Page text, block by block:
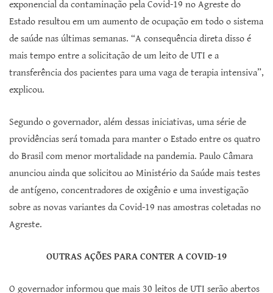
exponencial da contaminação pela Covid-19 no Agreste do
Estado resultou em um aumento de ocupação em todo o sistema
de saúde nas últimas semanas. “A consequência direta disso é
mais tempo entre a solicitação de um leito de UTI e a
transferência dos pacientes para uma vaga de terapia intensiva”,
explicou.
Segundo o governador, além dessas iniciativas, uma série de
providências será tomada para manter o Estado entre os quatro
do Brasil com menor mortalidade na pandemia. Paulo Câmara
anunciou ainda que solicitou ao Ministério da Saúde mais testes
de antígeno, concentradores de oxigênio e uma investigação
sobre as novas variantes da Covid-19 nas amostras coletadas no
Agreste.
OUTRAS AÇÕES PARA CONTER A COVID-19
O governador informou que mais 30 leitos de UTI serão abertos